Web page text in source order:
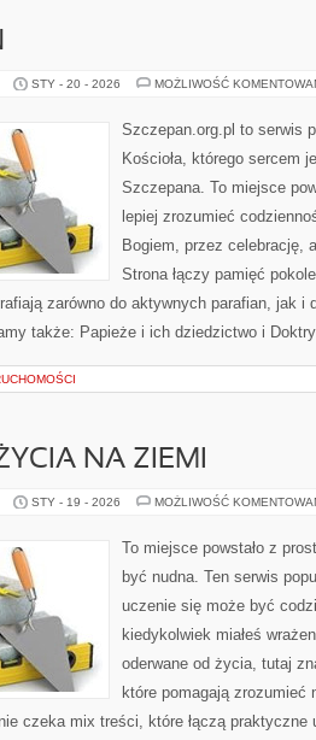
STY - 20 - 2026 MOŻLIWOŚĆ
Szczepan.org.pl to serwis
Kościoła, którego sercem
Szczepana. To miejsce
lepiej zrozumieć
Bogiem, przez celebrację,
Strona łączy pamięć
zarówno do aktywnych parafian, jak i
także: Papieże i ich dziedzictwo i
NA ZIEMI
STY - 19 - 2026 MOŻLIWOŚĆ
To miejsce powstało z
być nudna. Ten serwis
uczenie się może być
kiedykolwiek miałeś
oderwane od życia, tutaj
które pomagają zrozumieć
czeka mix treści, które łączą